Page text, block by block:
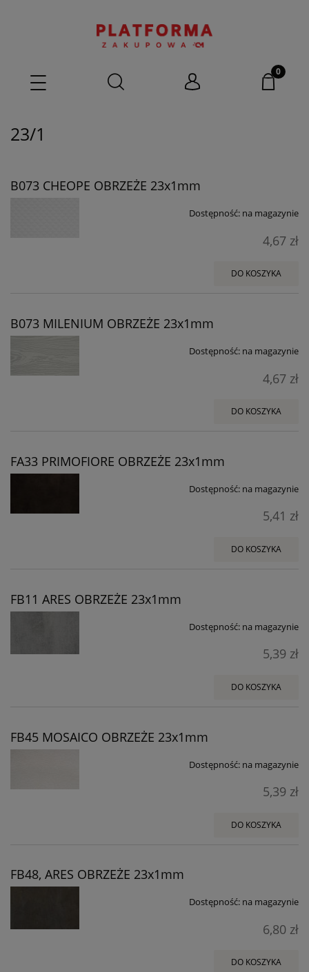
23/1
B073 CHEOPE OBRZEŻE 23x1mm
Dostępność: na magazynie
4,67 zł
DO KOSZYKA
B073 MILENIUM OBRZEŻE 23x1mm
Dostępność: na magazynie
4,67 zł
DO KOSZYKA
FA33 PRIMOFIORE OBRZEŻE 23x1mm
Dostępność: na magazynie
5,41 zł
DO KOSZYKA
FB11 ARES OBRZEŻE 23x1mm
Dostępność: na magazynie
5,39 zł
DO KOSZYKA
FB45 MOSAICO OBRZEŻE 23x1mm
Dostępność: na magazynie
5,39 zł
DO KOSZYKA
FB48, ARES OBRZEŻE 23x1mm
Dostępność: na magazynie
6,80 zł
DO KOSZYKA